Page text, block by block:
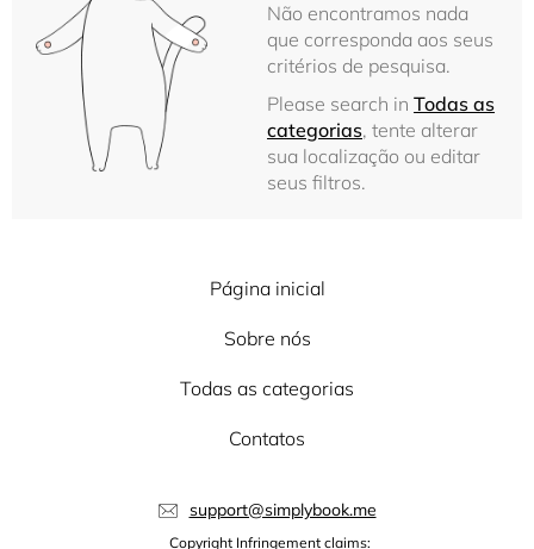
Não encontramos nada
que corresponda aos seus
critérios de pesquisa.
Please search in Todas as
categorias, tente alterar
sua localização ou editar
seus filtros.
Página inicial
Sobre nós
Todas as categorias
Contatos
support@simplybook.me
Copyright Infringement claims: